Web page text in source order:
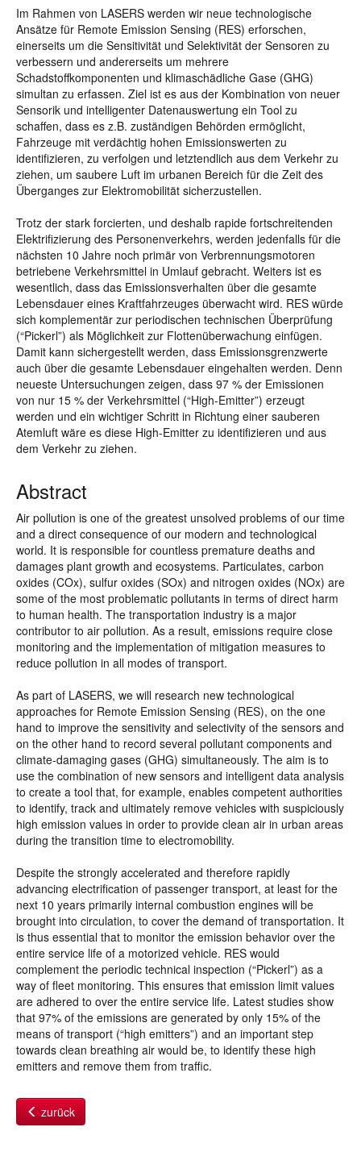
Im Rahmen von LASERS werden wir neue technologische
Ansätze für Remote Emission Sensing (RES) erforschen,
einerseits um die Sensitivität und Selektivität der Sensoren zu
verbessern und andererseits um mehrere
Schadstoffkomponenten und klimaschädliche Gase (GHG)
simultan zu erfassen. Ziel ist es aus der Kombination von neuer
Sensorik und intelligenter Datenauswertung ein Tool zu
schaffen, dass es z.B. zuständigen Behörden ermöglicht,
Fahrzeuge mit verdächtig hohen Emissionswerten zu
identifizieren, zu verfolgen und letztendlich aus dem Verkehr zu
ziehen, um saubere Luft im urbanen Bereich für die Zeit des
Überganges zur Elektromobilität sicherzustellen.
Trotz der stark forcierten, und deshalb rapide fortschreitenden
Elektrifizierung des Personenverkehrs, werden jedenfalls für die
nächsten 10 Jahre noch primär von Verbrennungsmotoren
betriebene Verkehrsmittel in Umlauf gebracht. Weiters ist es
wesentlich, dass das Emissionsverhalten über die gesamte
Lebensdauer eines Kraftfahrzeuges überwacht wird. RES würde
sich komplementär zur periodischen technischen Überprüfung
(“Pickerl”) als Möglichkeit zur Flottenüberwachung einfügen.
Damit kann sichergestellt werden, dass Emissionsgrenzwerte
auch über die gesamte Lebensdauer eingehalten werden. Denn
neueste Untersuchungen zeigen, dass 97 % der Emissionen
von nur 15 % der Verkehrsmittel (“High-Emitter”) erzeugt
werden und ein wichtiger Schritt in Richtung einer sauberen
Atemluft wäre es diese High-Emitter zu identifizieren und aus
dem Verkehr zu ziehen.
Abstract
Air pollution is one of the greatest unsolved problems of our time
and a direct consequence of our modern and technological
world. It is responsible for countless premature deaths and
damages plant growth and ecosystems. Particulates, carbon
oxides (COx), sulfur oxides (SOx) and nitrogen oxides (NOx) are
some of the most problematic pollutants in terms of direct harm
to human health. The transportation industry is a major
contributor to air pollution. As a result, emissions require close
monitoring and the implementation of mitigation measures to
reduce pollution in all modes of transport.
As part of LASERS, we will research new technological
approaches for Remote Emission Sensing (RES), on the one
hand to improve the sensitivity and selectivity of the sensors and
on the other hand to record several pollutant components and
climate-damaging gases (GHG) simultaneously. The aim is to
use the combination of new sensors and intelligent data analysis
to create a tool that, for example, enables competent authorities
to identify, track and ultimately remove vehicles with suspiciously
high emission values in order to provide clean air in urban areas
during the transition time to electromobility.
Despite the strongly accelerated and therefore rapidly
advancing electrification of passenger transport, at least for the
next 10 years primarily internal combustion engines will be
brought into circulation, to cover the demand of transportation. It
is thus essential that to monitor the emission behavior over the
entire service life of a motorized vehicle. RES would
complement the periodic technical inspection (“Pickerl”) as a
way of fleet monitoring. This ensures that emission limit values
are adhered to over the entire service life. Latest studies show
that 97% of the emissions are generated by only 15% of the
means of transport (“high emitters”) and an important step
towards clean breathing air would be, to identify these high
emitters and remove them from traffic.
zurück